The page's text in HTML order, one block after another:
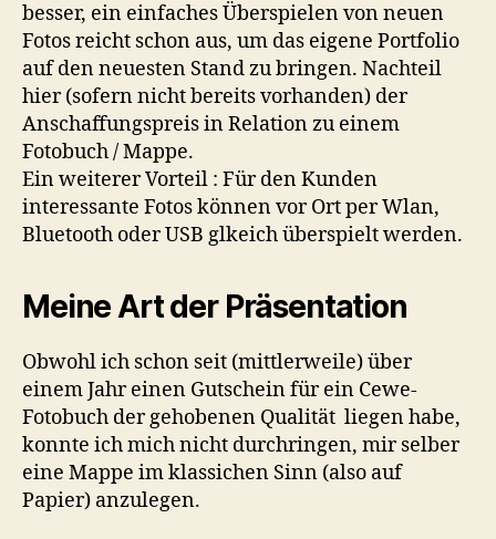
besser, ein einfaches Überspielen von neuen
Fotos reicht schon aus, um das eigene Portfolio
auf den neuesten Stand zu bringen. Nachteil
hier (sofern nicht bereits vorhanden) der
Anschaffungspreis in Relation zu einem
Fotobuch / Mappe.
Ein weiterer Vorteil : Für den Kunden
interessante Fotos können vor Ort per Wlan,
Bluetooth oder USB glkeich überspielt werden.
Meine Art der Präsentation
Obwohl ich schon seit (mittlerweile) über
einem Jahr einen Gutschein für ein Cewe-
Fotobuch der gehobenen Qualität liegen habe,
konnte ich mich nicht durchringen, mir selber
eine Mappe im klassichen Sinn (also auf
Papier) anzulegen.